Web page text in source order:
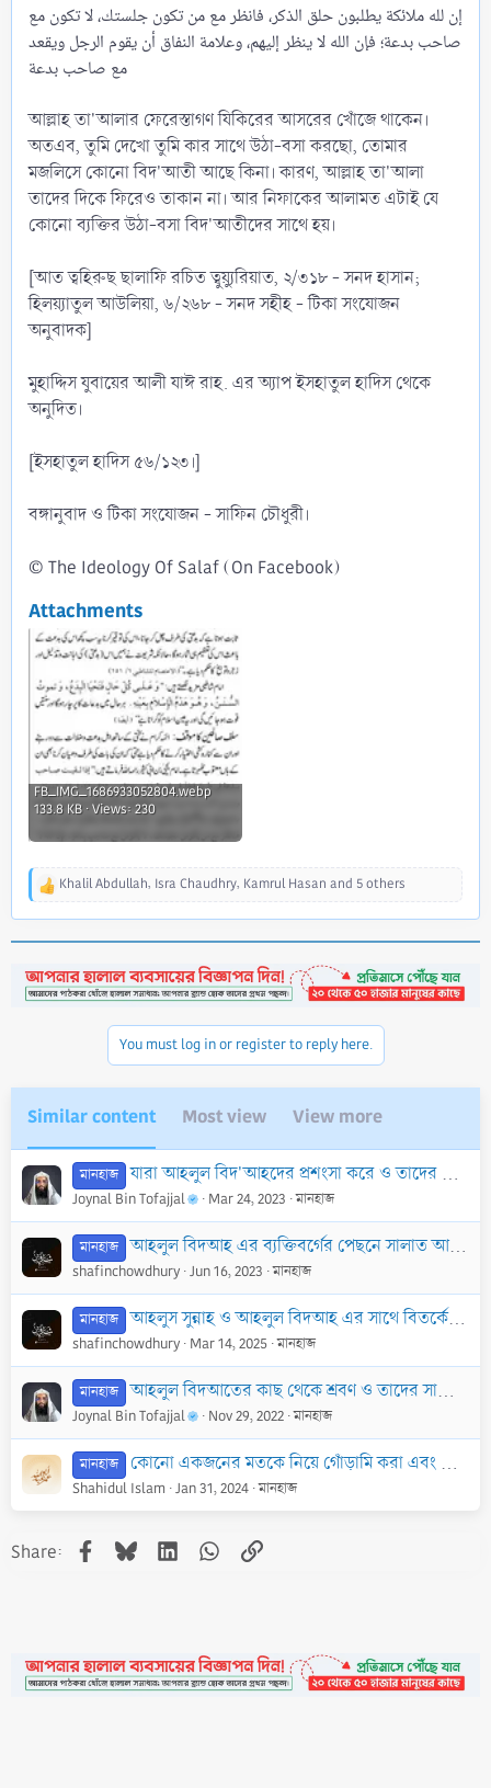
إن لله ملائكة يطلبون حلق الذكر، فانظر مع من تكون جلستك، لا تكون مع
صاحب بدعة؛ فإن الله لا ينظر إليهم، وعلامة النفاق أن يقوم الرجل ويقعد
مع صاحب بدعة
আল্লাহ তা'আলার ফেরেস্তাগণ যিকিরের আসরের খোঁজে থাকেন।
অতএব, তুমি দেখো তুমি কার সাথে উঠা-বসা করছো, তোমার
মজলিসে কোনো বিদ'আতী আছে কিনা। কারণ, আল্লাহ তা'আলা
তাদের দিকে ফিরেও তাকান না। আর নিফাকের আলামত এটাই যে
কোনো ব্যক্তির উঠা-বসা বিদ'আতীদের সাথে হয়।
[আত ত্বহিরুছ ছালাফি রচিত ত্বুয়্যুরিয়াত, ২/৩১৮ - সনদ হাসান;
হিলয়্যাতুল আউলিয়া, ৬/২৬৮ - সনদ সহীহ - টিকা সংযোজন
অনুবাদক]
মুহাদ্দিস যুবায়ের আলী যাঈ রাহ. এর অ্যাপ ইসহাতুল হাদিস থেকে
অনুদিত।
[ইসহাতুল হাদিস ৫৬/১২৩।]
বঙ্গানুবাদ ও টিকা সংযোজন - সাফিন চৌধুরী।
© The Ideology Of Salaf (On Facebook)
Attachments
FB_IMG_1686933052804.webp
133.8 KB · Views: 230
R
t
i
Khalil Abdullah, Isra Chaudhry, Kamrul Hasan and 5 others
You must log in or register to reply here.
Similar content Most view View more
মানহাজ যারা আহলুল বিদ'আহদের প্রশংসা করে ও তাদের বাহবা দেয় তারাও আহলুল বিদ'আহর বলে গন্য হবে ?
Joynal Bin Tofajjal Mar 24, 2023 মানহাজ
মানহাজ আহলুল বিদআহ এর ব্যক্তিবর্গের পেছনে সালাত আদায়ের ব্যাপারে ইমাম আহমাদ এর মানহাজ
shafinchowdhury Jun 16, 2023 মানহাজ
মানহাজ আহলুস সুন্নাহ ও আহলুল বিদআহ এর সাথে বিতর্কের আচরণগত পার্থক্য
shafinchowdhury Mar 14, 2025 মানহাজ
মানহাজ আহলুল বিদআতের কাছ থেকে শ্রবণ ও তাদের সাথে তর্ক-বিতর্ক করার ব্যাপারে সালাফগণের অবস্থান ।
Joynal Bin Tofajjal Nov 29, 2022 মানহাজ
মানহাজ কোনো একজনের মতকে নিয়ে গোঁড়ামি করা এবং এর প্রতি অতিভক্তি করা
Shahidul Islam Jan 31, 2024 মানহাজ
Share: Facebook
BlueskyLinkedInWhatsApp
Link